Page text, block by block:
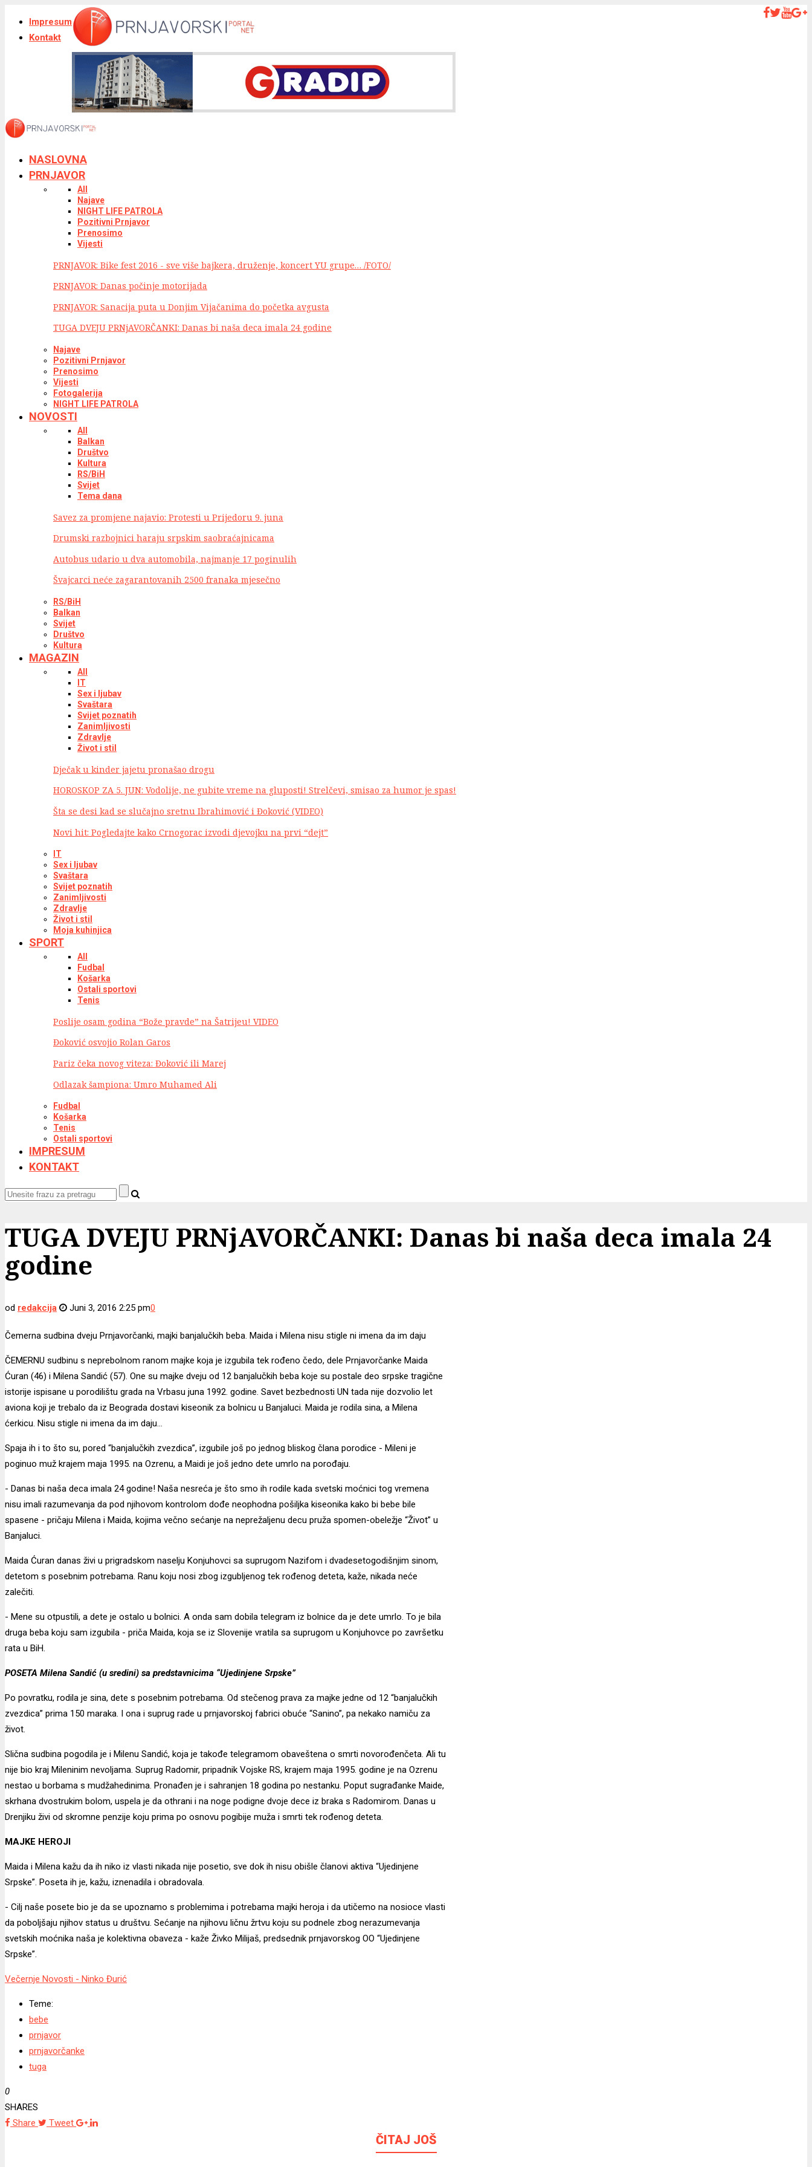
Impresum
Kontakt
NASLOVNA
PRNJAVOR
All
Najave
NIGHT LIFE PATROLA
Pozitivni Prnjavor
Prenosimo
Vijesti
PRNJAVOR: Bike fest 2016 - sve više bajkera, druženje, koncert YU grupe… /FOTO/
PRNJAVOR: Danas počinje motorijada
PRNJAVOR: Sanacija puta u Donjim Vijačanima do početka avgusta
TUGA DVEJU PRNjAVORČANKI: Danas bi naša deca imala 24 godine
Najave
Pozitivni Prnjavor
Prenosimo
Vijesti
Fotogalerija
NIGHT LIFE PATROLA
NOVOSTI
All
Balkan
Društvo
Kultura
RS/BiH
Svijet
Tema dana
Savez za promjene najavio: Protesti u Prijedoru 9. juna
Drumski razbojnici haraju srpskim saobraćajnicama
Autobus udario u dva automobila, najmanje 17 poginulih
Švajcarci neće zagarantovanih 2500 franaka mjesečno
RS/BiH
Balkan
Svijet
Društvo
Kultura
MAGAZIN
All
IT
Sex i ljubav
Svaštara
Svijet poznatih
Zanimljivosti
Zdravlje
Život i stil
Dječak u kinder jajetu pronašao drogu
HOROSKOP ZA 5. JUN: Vodolije, ne gubite vreme na gluposti! Strelčevi, smisao za humor je spas!
Šta se desi kad se slučajno sretnu Ibrahimović i Đoković (VIDEO)
Novi hit: Pogledajte kako Crnogorac izvodi djevojku na prvi “dejt”
IT
Sex i ljubav
Svaštara
Svijet poznatih
Zanimljivosti
Zdravlje
Život i stil
Moja kuhinjica
SPORT
All
Fudbal
Košarka
Ostali sportovi
Tenis
Poslije osam godina “Bože pravde” na Šatrijeu! VIDEO
Đoković osvojio Rolan Garos
Pariz čeka novog viteza: Đoković ili Marej
Odlazak šampiona: Umro Muhamed Ali
Fudbal
Košarka
Tenis
Ostali sportovi
IMPRESUM
KONTAKT
TUGA DVEJU PRNjAVORČANKI: Danas bi naša deca imala 24
godine
od redakcija Juni 3, 2016 2:25 pm0
Čemerna sudbina dveju Prnjavorčanki, majki banjalučkih beba. Maida i Milena nisu stigle ni imena da im daju
ČEMERNU sudbinu s neprebolnom ranom majke koja je izgubila tek rođeno čedo, dele Prnjavorčanke Maida
Ćuran (46) i Milena Sandić (57). One su majke dveju od 12 banjalučkih beba koje su postale deo srpske tragične
istorije ispisane u porodilištu grada na Vrbasu juna 1992. godine. Savet bezbednosti UN tada nije dozvolio let
aviona koji je trebalo da iz Beograda dostavi kiseonik za bolnicu u Banjaluci. Maida je rodila sina, a Milena
ćerkicu. Nisu stigle ni imena da im daju…
Spaja ih i to što su, pored “banjalučkih zvezdica”, izgubile još po jednog bliskog člana porodice - Mileni je
poginuo muž krajem maja 1995. na Ozrenu, a Maidi je još jedno dete umrlo na porođaju.
- Danas bi naša deca imala 24 godine! Naša nesreća je što smo ih rodile kada svetski moćnici tog vremena
nisu imali razumevanja da pod njihovom kontrolom dođe neophodna pošiljka kiseonika kako bi bebe bile
spasene - pričaju Milena i Maida, kojima večno sećanje na neprežaljenu decu pruža spomen-obeležje “Život” u
Banjaluci.
Maida Ćuran danas živi u prigradskom naselju Konjuhovci sa suprugom Nazifom i dvadesetogodišnjim sinom,
detetom s posebnim potrebama. Ranu koju nosi zbog izgubljenog tek rođenog deteta, kaže, nikada neće
zalečiti.
- Mene su otpustili, a dete je ostalo u bolnici. A onda sam dobila telegram iz bolnice da je dete umrlo. To je bila
druga beba koju sam izgubila - priča Maida, koja se iz Slovenije vratila sa suprugom u Konjuhovce po završetku
rata u BiH.
POSETA Milena Sandić (u sredini) sa predstavnicima “Ujedinjene Srpske”
Po povratku, rodila je sina, dete s posebnim potrebama. Od stečenog prava za majke jedne od 12 “banjalučkih
zvezdica” prima 150 maraka. I ona i suprug rade u prnjavorskoj fabrici obuće “Sanino”, pa nekako namiču za
život.
Slična sudbina pogodila je i Milenu Sandić, koja je takođe telegramom obaveštena o smrti novorođenčeta. Ali tu
nije bio kraj Mileninim nevoljama. Suprug Radomir, pripadnik Vojske RS, krajem maja 1995. godine je na Ozrenu
nestao u borbama s mudžahedinima. Pronađen je i sahranjen 18 godina po nestanku. Poput sugrađanke Maide,
skrhana dvostrukim bolom, uspela je da othrani i na noge podigne dvoje dece iz braka s Radomirom. Danas u
Drenjiku živi od skromne penzije koju prima po osnovu pogibije muža i smrti tek rođenog deteta.
MAJKE HEROJI
Maida i Milena kažu da ih niko iz vlasti nikada nije posetio, sve dok ih nisu obišle članovi aktiva “Ujedinjene
Srpske”. Poseta ih je, kažu, iznenadila i obradovala.
- Cilj naše posete bio je da se upoznamo s problemima i potrebama majki heroja i da utičemo na nosioce vlasti
da poboljšaju njihov status u društvu. Sećanje na njihovu ličnu žrtvu koju su podnele zbog nerazumevanja
svetskih moćnika naša je kolektivna obaveza - kaže Živko Milijaš, predsednik prnjavorskog OO “Ujedinjene
Srpske”.
Večernje Novosti - Ninko Đurić
Teme:
bebe
prnjavor
prnjavorčanke
tuga
0
SHARES
Share
Tweet
ČITAJ JOŠ